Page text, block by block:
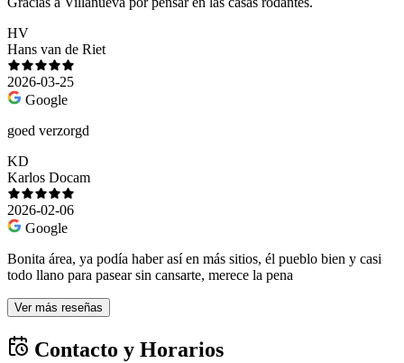
HV
Hans van de Riet
2026-03-25
Google
goed verzorgd
KD
Karlos Docam
2026-02-06
Google
Bonita área, ya podía haber así en más sitios, él pueblo bien y casi
todo llano para pasear sin cansarte, merece la pena
Ver más reseñas
Contacto y Horarios